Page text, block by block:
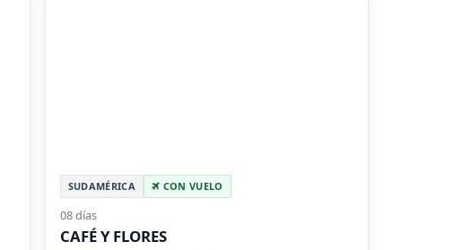
SUDAMÉRICA CON VUELO
08 días
CAFÉ Y FLORES